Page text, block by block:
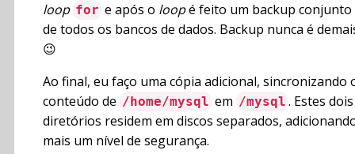
loop for e após o loopé feito um backup conjunto
de todos os bancos de dados. Backup nunca é
😉
Ao final, eu faço uma cópia adicional, sincronizando
conteúdo de /home/mysql em /mysql . Estes dois
diretórios residem em discos separados,
mais um nível de segurança.